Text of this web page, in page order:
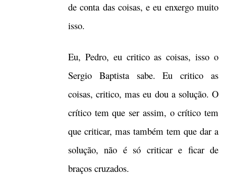
de conta das coisas, e eu enxergo muito
isso.
Eu, Pedro, eu critico as coisas, isso o
Sergio Baptista sabe. Eu critico as
coisas, critico, mas eu dou a solução. O
crítico tem que ser assim, o crítico tem
que criticar, mas também tem que dar a
solução, não é só criticar e ficar de
braços cruzados.